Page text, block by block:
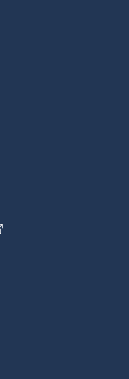
hyperlien
s'ouvrira
externe
s'ouvrira dans une